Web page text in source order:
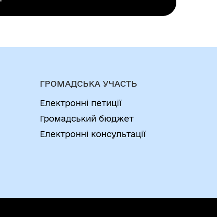
ремонту, будівництва на місці
засобу, строк дії дозволу
встановленому цими органами
ГРОМАДСЬКА УЧАСТЬ
Електронні петиції
Громадський бюджет
Електронні консультації